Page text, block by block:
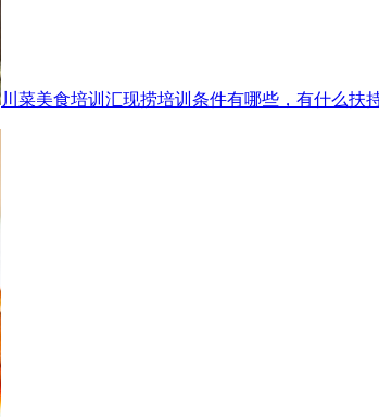
川菜美食培训汇现捞培训条件有哪些，有什么扶